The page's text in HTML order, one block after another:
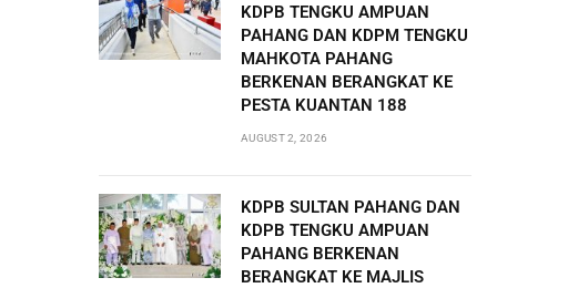
KDPB TENGKU AMPUAN
PAHANG DAN KDPM TENGKU
MAHKOTA PAHANG
BERKENAN BERANGKAT KE
PESTA KUANTAN 188
AUGUST 2, 2026
KDPB SULTAN PAHANG DAN
KDPB TENGKU AMPUAN
PAHANG BERKENAN
BERANGKAT KE MAJLIS